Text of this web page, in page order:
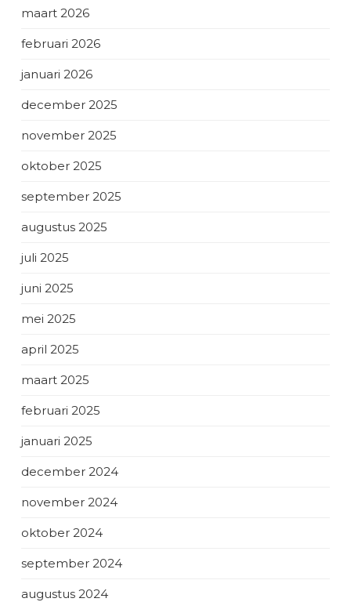
maart 2026
februari 2026
januari 2026
december 2025
november 2025
oktober 2025
september 2025
augustus 2025
juli 2025
juni 2025
mei 2025
april 2025
maart 2025
februari 2025
januari 2025
december 2024
november 2024
oktober 2024
september 2024
augustus 2024